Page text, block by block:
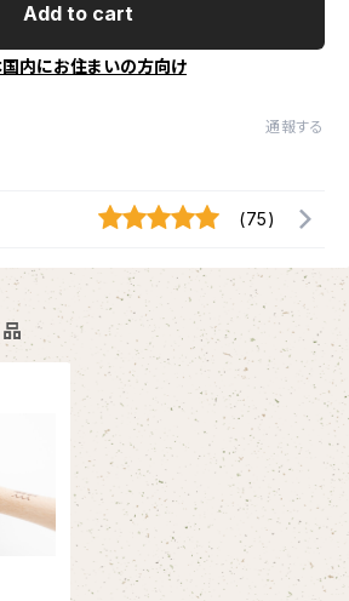
Add to cart
国内にお住まいの方向け
通報する
(75)